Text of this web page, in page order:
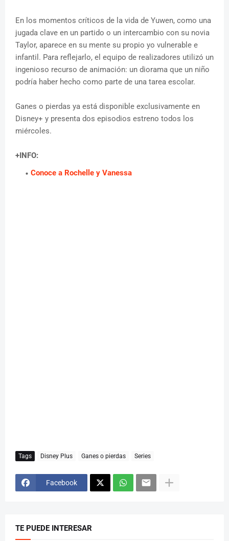
En los momentos críticos de la vida de Yuwen, como una
jugada clave en un partido o un intercambio con su novia
Taylor, aparece en su mente su propio yo vulnerable e
infantil. Para reflejarlo, el equipo de realizadores utilizó un
ingenioso recurso de animación: un diorama que un niño
podría haber hecho como parte de una tarea escolar.
Ganes o pierdas ya está disponible exclusivamente en
Disney+ y presenta dos episodios estreno todos los
miércoles.
+INFO:
Conoce a Rochelle y Vanessa
Tags Disney Plus Ganes o pierdas Series
Facebook
TE PUEDE INTERESAR